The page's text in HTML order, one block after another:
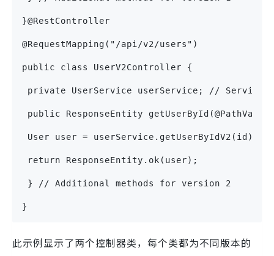
}@RestController
@RequestMapping("/api/v2/users")
public class UserV2Controller {
private UserService userService; // Service
public ResponseEntity
User user = userService.getUserByIdV2(id);
return ResponseEntity.ok(user);
} // Additional methods for version 2
}
此示例显示了两个控制器类，每个类都为不同版本的